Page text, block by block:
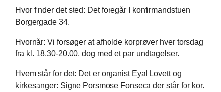
Hvor finder det sted: Det foregår I konfirmandstuen
Borgergade 34.
Hvornår: Vi forsøger at afholde korprøver hver torsdag
fra kl. 18.30-20.00, dog med et par undtagelser.
Hvem står for det: Det er organist Eyal Lovett og
kirkesanger: Signe Porsmose Fonseca der står for kor.